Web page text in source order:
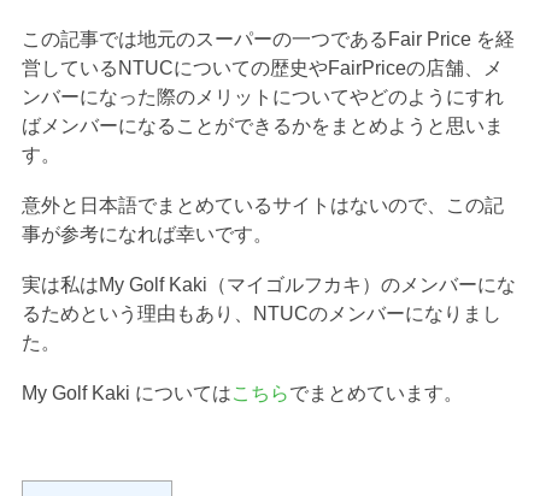
この記事では地元のスーパーの一つであるFair Price を経
営しているNTUCについての歴史やFairPriceの店舗、メ
ンバーになった際のメリットについてやどのようにすれ
ばメンバーになることができるかをまとめようと思いま
す。
意外と日本語でまとめているサイトはないので、この記
事が参考になれば幸いです。
実は私はMy Golf Kaki（マイゴルフカキ）のメンバーにな
るためという理由もあり、NTUCのメンバーになりまし
た。
My Golf Kaki についてはこちらでまとめています。